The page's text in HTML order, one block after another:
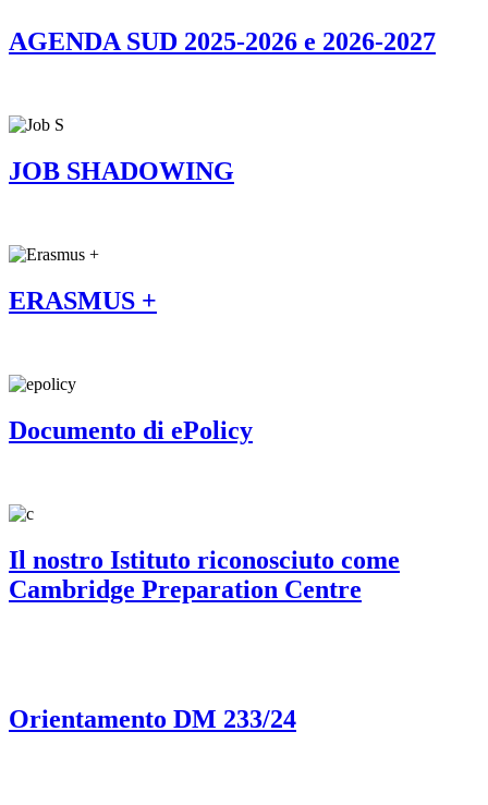
AGENDA SUD 2025-2026 e 2026-2027
JOB SHADOWING
ERASMUS +
Documento di ePolicy
Il nostro Istituto riconosciuto come
Cambridge Preparation Centre
Orientamento DM 233/24